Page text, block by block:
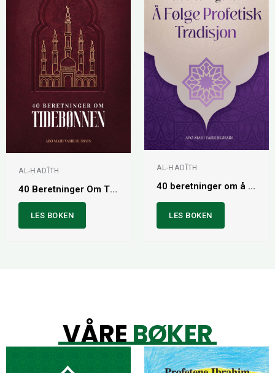
AL-ḤADĪTH
40 Beretninger Om Tidebønnen
LES BOKEN
AL-ḤADĪTH
40 beretninger om å følge profetisk tradisjon
LES BOKEN
VÅREBØKER